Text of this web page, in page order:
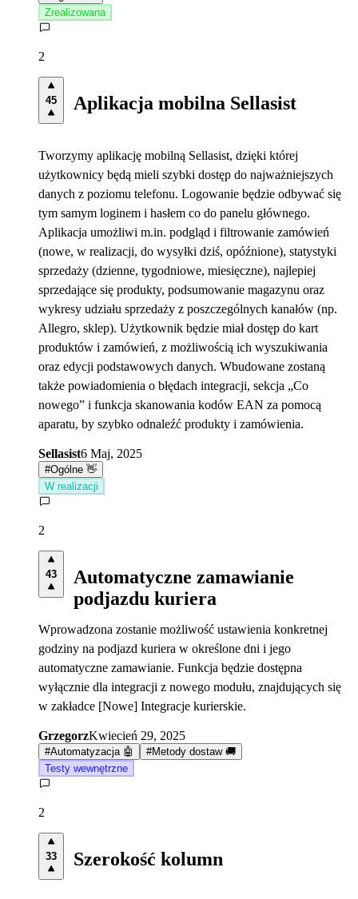
Zrealizowana
2
45 Aplikacja mobilna Sellasist
Tworzymy aplikację mobilną Sellasist, dzięki której
użytkownicy będą mieli szybki dostęp do najważniejszych
danych z poziomu telefonu. Logowanie będzie odbywać się
tym samym loginem i hasłem co do panelu głównego.
Aplikacja umożliwi m.in. podgląd i filtrowanie zamówień
(nowe, w realizacji, do wysyłki dziś, opóźnione), statystyki
sprzedaży (dzienne, tygodniowe, miesięczne), najlepiej
sprzedające się produkty, podsumowanie magazynu oraz
wykresy udziału sprzedaży z poszczególnych kanałów (np.
Allegro, sklep). Użytkownik będzie miał dostęp do kart
produktów i zamówień, z możliwością ich wyszukiwania
oraz edycji podstawowych danych. Wbudowane zostaną
także powiadomienia o błędach integracji, sekcja „Co
nowego” i funkcja skanowania kodów EAN za pomocą
aparatu, by szybko odnaleźć produkty i zamówienia.
Sellasist6 Maj, 2025
#Ogólne 👋
W realizacji
2
43
Automatyczne zamawianie
podjazdu kuriera
Wprowadzona zostanie możliwość ustawienia konkretnej
godziny na podjazd kuriera w określone dni i jego
automatyczne zamawianie. Funkcja będzie dostępna
wyłącznie dla integracji z nowego modułu, znajdujących się
w zakładce [Nowe] Integracje kurierskie.
GrzegorzKwiecień 29, 2025
#Automatyzacja 🤖 #Metody dostaw 🚚
Testy wewnętrzne
2
33 Szerokość kolumn